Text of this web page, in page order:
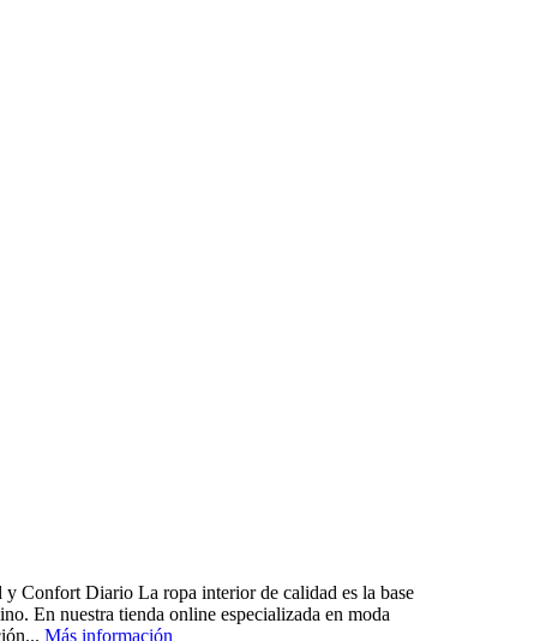
Confort Diario La ropa interior de calidad es la base
En nuestra tienda online especializada en moda
Más información